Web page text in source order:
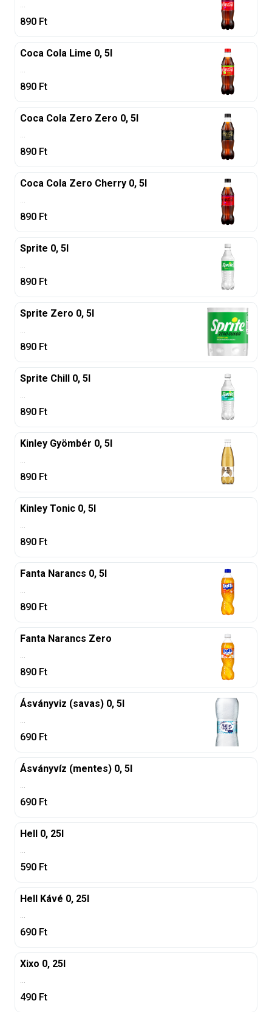
...
890 Ft
Coca Cola Lime 0, 5l
...
890 Ft
Coca Cola Zero Zero 0, 5l
...
890 Ft
Coca Cola Zero Cherry 0, 5l
...
890 Ft
Sprite 0, 5l
...
890 Ft
Sprite Zero 0, 5l
...
890 Ft
Sprite Chill 0, 5l
...
890 Ft
Kinley Gyömbér 0, 5l
...
890 Ft
Kinley Tonic 0, 5l
...
890 Ft
Fanta Narancs 0, 5l
...
890 Ft
Fanta Narancs Zero
...
890 Ft
Ásványviz (savas) 0, 5l
...
690 Ft
Ásványvíz (mentes) 0, 5l
...
690 Ft
Hell 0, 25l
...
590 Ft
Hell Kávé 0, 25l
...
690 Ft
Xixo 0, 25l
...
490 Ft